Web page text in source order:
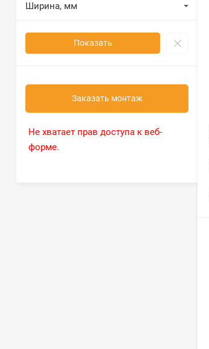
Ширина, мм
Показать
Заказать монтаж
Не хватает прав доступа к веб-
форме.